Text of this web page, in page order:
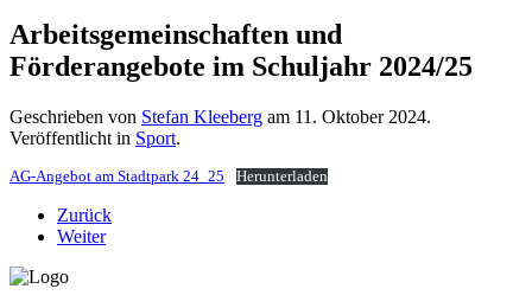
Arbeitsgemeinschaften und
Förderangebote im Schuljahr 2024/25
Geschrieben von Stefan Kleeberg am 11. Oktober 2024.
Veröffentlicht in Sport.
AG-Angebot am Stadtpark 24_25 Herunterladen
Zurück
Weiter